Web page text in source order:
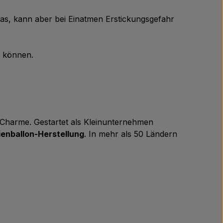
kann aber bei Einatmen Erstickungsgefahr
Gestartet als Kleinunternehmen
Herstellung. In mehr als 50 Ländern